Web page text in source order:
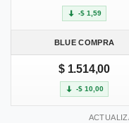
-$ 1,59
BLUE COMPRA
$ 1.514,00
-$ 10,00